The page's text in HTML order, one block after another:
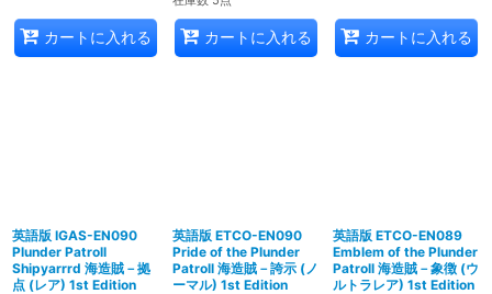
カートに入れる カートに入れる カートに入れる
英語版 IGAS-EN090
Plunder Patroll
Shipyarrrd 海造賊－拠
点 (レア) 1st Edition
英語版 ETCO-EN090
Pride of the Plunder
Patroll 海造賊－誇示 (ノ
ーマル) 1st Edition
英語版 ETCO-EN089
Emblem of the Plunder
Patroll 海造賊－象徴 (ウ
ルトラレア) 1st Edition